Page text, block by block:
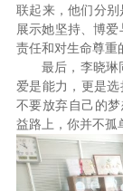
联起来，他们分别
展示她坚持、博爱
责任和对生命尊重
最后，李晓琳
爱是能力，更是
不要放弃自己的
益路上，你并不孤